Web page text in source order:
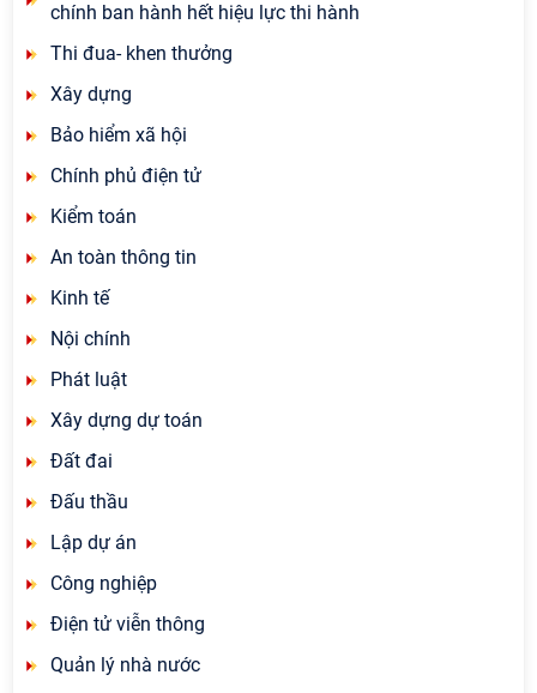
chính ban hành hết hiệu lực thi hành
Thi đua- khen thưởng
Xây dựng
Bảo hiểm xã hội
Chính phủ điện tử
Kiểm toán
An toàn thông tin
Kinh tế
Nội chính
Phát luật
Xây dựng dự toán
Đất đai
Đấu thầu
Lập dự án
Công nghiệp
Điện tử viễn thông
Quản lý nhà nước